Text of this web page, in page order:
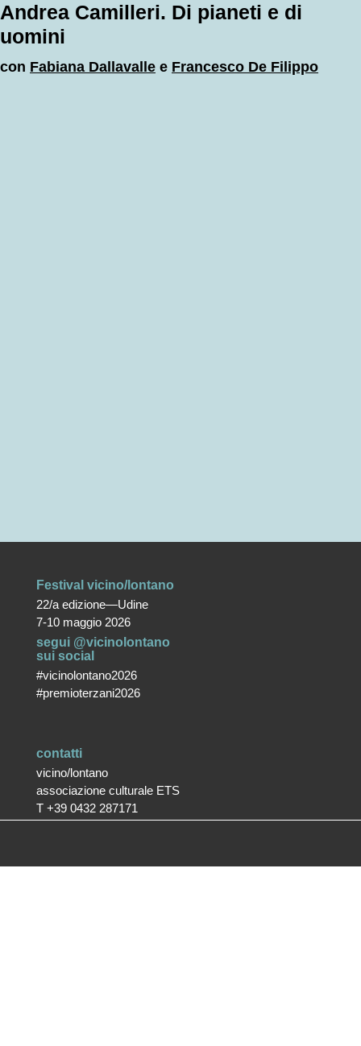
Andrea Camilleri. Di pianeti e di
uomini
con Fabiana Dallavalle e Francesco De Filippo
Festival vicino/lontano
22/a edizione—Udine
7-10 maggio 2026
segui @vicinolontano
sui social
#vicinolontano2026
#premioterzani2026
contatti
vicino/lontano
associazione culturale ETS
T +39 0432 287171